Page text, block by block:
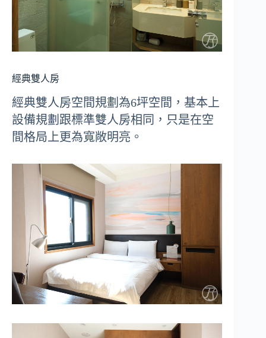
經典雙人房
經典雙人房空間規劃為6坪空間，基本上
設備規劃跟標準雙人房相同，只是在空
間格局上更為寬敞明亮。